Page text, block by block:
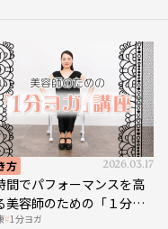
方 2026.03.17
間でパフォーマンスを高
美容師のための「１分ヨ
講座｜実践編
1分ヨガ